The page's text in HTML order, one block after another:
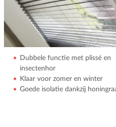
Dubbele functie met plissé en
insectenhor
Klaar voor zomer en winter
Goede isolatie dankzij